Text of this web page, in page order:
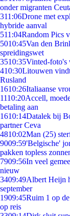
onder migranten
311:06Drone met
hybride aanval
511:04Random Pics
5010:45Van den
spreidingswet
3510:35Vinted-foto's
410:30Litouwen
Rusland
1610:26Italiaanse
1110:20Accell,
betaling aan
1610:14Datalek bij
partner Ceva
4810:02Man (25)
9009:59'Belgische'
pakken topless
7909:56In veel
nieuw
3409:49Albert Heijn
september
1909:45Ruim 1 op
op reis